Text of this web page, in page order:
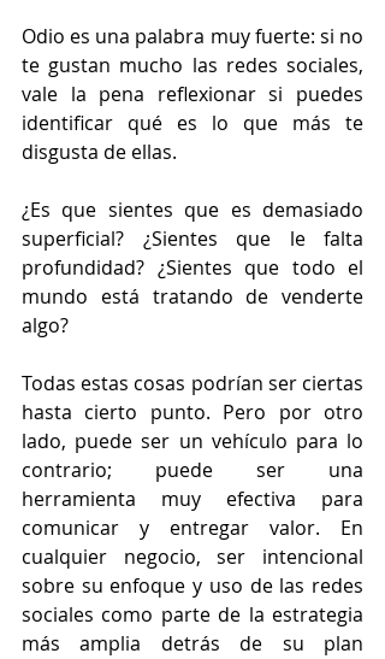
Odio es una palabra muy fuerte: si no
te gustan mucho las redes sociales,
vale la pena reflexionar si puedes
identificar qué es lo que más te
disgusta de ellas.
¿Es que sientes que es demasiado
superficial? ¿Sientes que le falta
profundidad? ¿Sientes que todo el
mundo está tratando de venderte
algo?
Todas estas cosas podrían ser ciertas
hasta cierto punto. Pero por otro
lado, puede ser un vehículo para lo
contrario; puede ser una
herramienta muy efectiva para
comunicar y entregar valor. En
cualquier negocio, ser intencional
sobre su enfoque y uso de las redes
sociales como parte de la estrategia
más amplia detrás de su plan